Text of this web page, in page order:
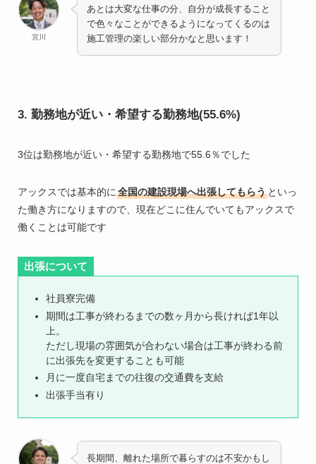
宮川
あとは大変な仕事の分、自分が成長すること
で色々なことができるようになってくるのは
施工管理の楽しい部分かなと思います！
3. 勤務地が近い・希望する勤務地(55.6%)
3位は勤務地が近い・希望する勤務地で55.6％でした
アックスでは基本的に全国の建設現場へ出張してもらう といっ
た働き方になりますので、現在どこに住んでいてもアックスで
働くことは可能です
出張について
社員寮完備
期間は工事が終わるまでの数ヶ月から長ければ1年以
上。
ただし現場の雰囲気が合わない場合は工事が終わる前
に出張先を変更することも可能
月に一度自宅までの往復の交通費を支給
出張手当有り
長期間、離れた場所で暮らすのは不安かもし